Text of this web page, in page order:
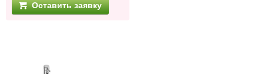
Оставить заявку